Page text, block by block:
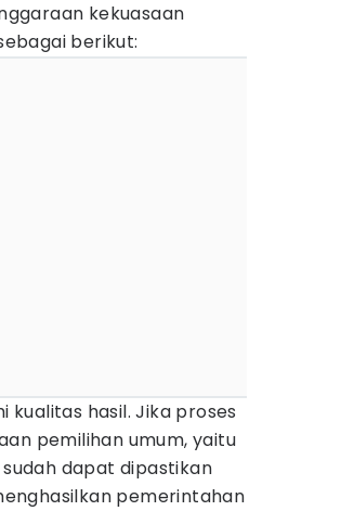
kekuasaan
berikut:
kualitas hasil. Jika proses
pemilihan umum, yaitu
sudah dapat dipastikan
pemerintahan